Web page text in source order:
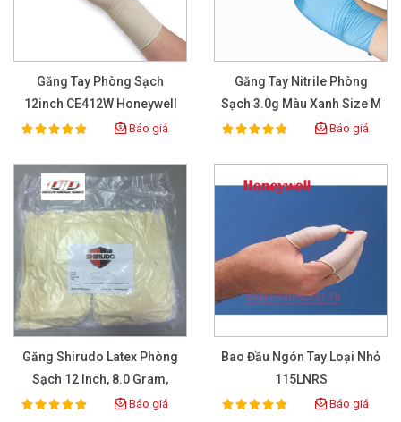
Găng Tay Phòng Sạch
12inch CE412W Honeywell
Rating:
100% Báo giá
Găng Tay Nitrile Phòng
Sạch 3.0g Màu Xanh Size M
Rating:
100% Báo giá
Găng Shirudo Latex Phòng
Sạch 12 Inch, 8.0 Gram,
Không Bột
Rating:
100% Báo giá
Bao Đầu Ngón Tay Loại Nhỏ
115LNRS
Rating:
100% Báo giá